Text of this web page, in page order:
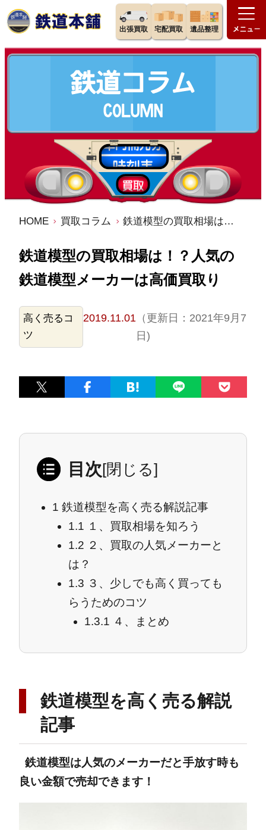
出張買取 宅配買取 遺品整理
HOME 買取コラム 鉄道模型の買取相場は！？人気の鉄道模型メーカーは高価買取り
鉄道模型の買取相場は！？人気の
鉄道模型メーカーは高価買取り
高く売るコ
ツ
2019.11.01 （更新日：2021年9月7
日)
目次[閉じる]
1 鉄道模型を高く売る解説記事
1.1 １、買取相場を知ろう
1.2 ２、買取の人気メーカーと
は？
1.3 ３、少しでも高く買っても
らうためのコツ
1.3.1 ４、まとめ
鉄道模型を高く売る解説
記事
鉄道模型は人気のメーカーだと手放す時も
良い金額で売却できます！